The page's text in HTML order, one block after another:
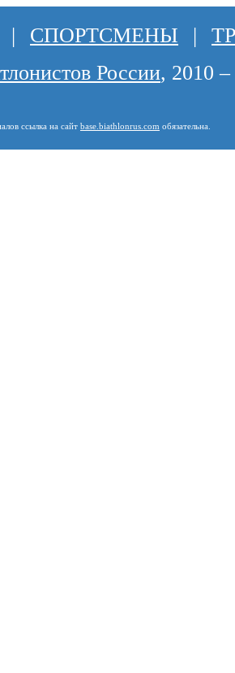
| СПОРТСМЕНЫ |
России, 2010
ссылка на сайт base.biathlonrus.com обязательна.